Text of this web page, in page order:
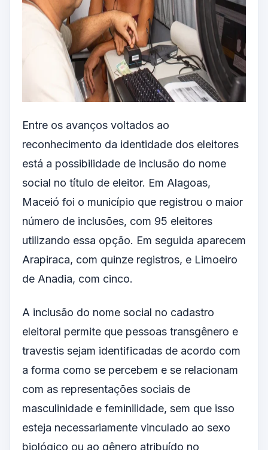
Entre os avanços voltados ao
reconhecimento da identidade dos eleitores
está a possibilidade de inclusão do nome
social no título de eleitor. Em Alagoas,
Maceió foi o município que registrou o maior
número de inclusões, com 95 eleitores
utilizando essa opção. Em seguida aparecem
Arapiraca, com quinze registros, e Limoeiro
de Anadia, com cinco.
A inclusão do nome social no cadastro
eleitoral permite que pessoas transgênero e
travestis sejam identificadas de acordo com
a forma como se percebem e se relacionam
com as representações sociais de
masculinidade e feminilidade, sem que isso
esteja necessariamente vinculado ao sexo
biológico ou ao gênero atribuído no